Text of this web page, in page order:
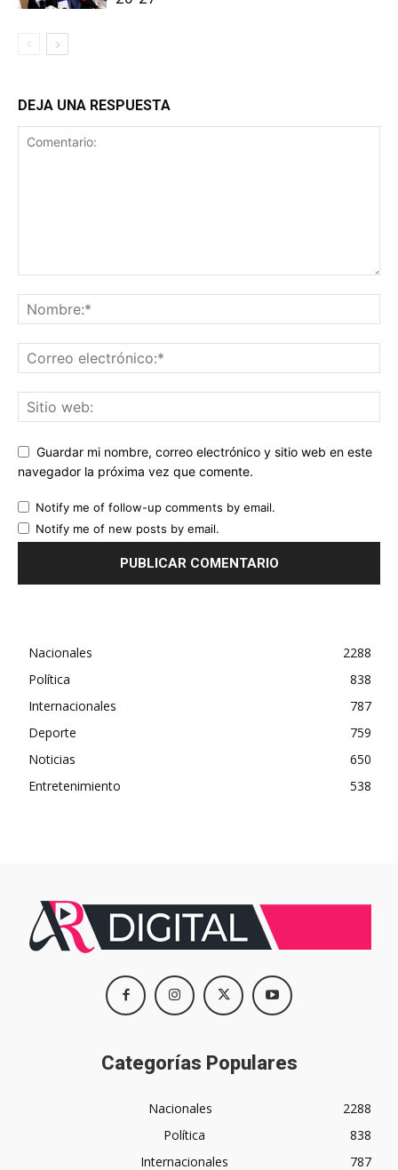
DEJA UNA RESPUESTA
Guardar mi nombre, correo electrónico y sitio web en este
navegador la próxima vez que comente.
Notify me of follow-up comments by email.
Notify me of new posts by email.
Nacionales
2288
Política
838
Internacionales
787
Deporte
759
Noticias
650
Entretenimiento
538
Categorías Populares
Nacionales
2288
Política
838
Internacionales
787